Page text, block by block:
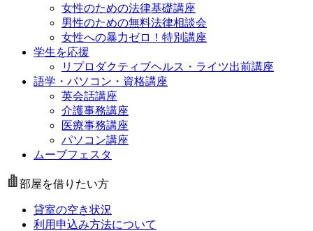
女性のための法律基礎講座
男性のための無料法律相談会
女性への暴力ゼロ！特別講座
学生を応援
リプロダクティブヘルス・ライツ出前講座
語学・パソコン・資格講座
英会話講座
介護事務講座
医療事務講座
パソコン講座
ムーブフェスタ
部屋を借りたい方
貸室の空き状況
利用申込み方法について